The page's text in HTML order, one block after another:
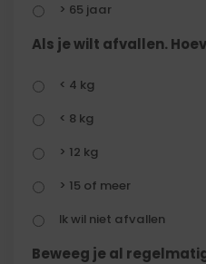
> 65 jaar
Als je wilt afvallen.
< 4 kg
< 8 kg
> 12 kg
> 15 of meer
Ik wil niet afvallen
Beweeg je al